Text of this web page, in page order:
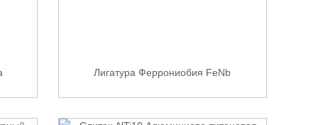
Лигатура Феррониобия FeNb